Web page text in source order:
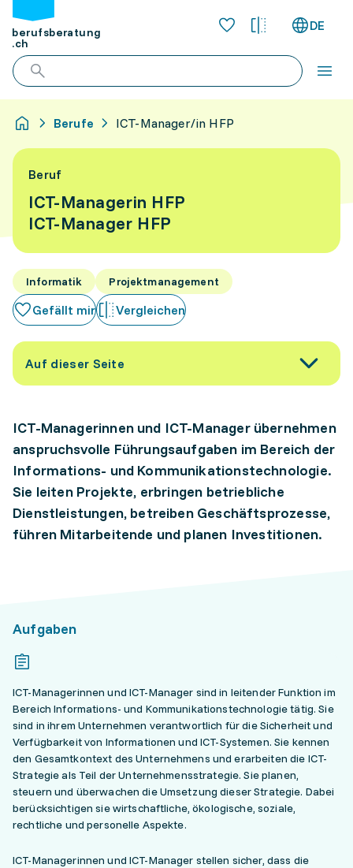
berufsberatung
.ch
DE
Berufe ICT-Manager/in HFP
Beruf
ICT-Managerin HFP
ICT-Manager HFP
Informatik Projektmanagement
Gefällt mir Vergleichen
Auf dieser Seite
ICT-Managerinnen und ICT-Manager übernehmen
anspruchsvolle Führungsaufgaben im Bereich der
Informations- und Kommunikationstechnologie.
Sie leiten Projekte, erbringen betriebliche
Dienstleistungen, betreiben Geschäftsprozesse,
führen Mitarbeitende und planen Investitionen.
Aufgaben
ICT-Managerinnen und ICT-Manager sind in leitender Funktion im
Bereich Informations- und Kommunikationstechnologie tätig. Sie
sind in ihrem Unternehmen verantwortlich für die Sicherheit und
Verfügbarkeit von Informationen und ICT-Systemen. Sie kennen
den Gesamtkontext des Unternehmens und erarbeiten die ICT-
Strategie als Teil der Unternehmensstrategie. Sie planen,
steuern und überwachen die Umsetzung dieser Strategie. Dabei
berücksichtigen sie wirtschaftliche, ökologische, soziale,
rechtliche und personelle Aspekte.
ICT-Managerinnen und ICT-Manager stellen sicher, dass die